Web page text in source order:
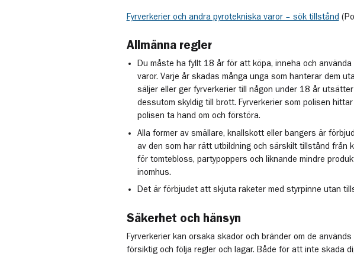
Fyrverkerier och andra pyrotekniska varor – sök tillstånd
Allmänna regler
Du måste ha fyllt 18 år för att köpa, inneha och
varor. Varje år skadas många unga som hanterar dem
säljer eller ger fyrverkerier till någon under 18 år
dessutom skyldig till brott. Fyrverkerier som polisen
polisen ta hand om och förstöra.
Alla former av smällare, knallskott eller bangers är
av den som har rätt utbildning och särskilt tillstånd från
för tomtebloss, partypoppers och liknande mindre
inomhus.
Det är förbjudet att skjuta raketer med styrpinne utan
Säkerhet och hänsyn
Fyrverkerier kan orsaka skador och bränder om de
försiktig och följa regler och lagar. Både för att inte skada